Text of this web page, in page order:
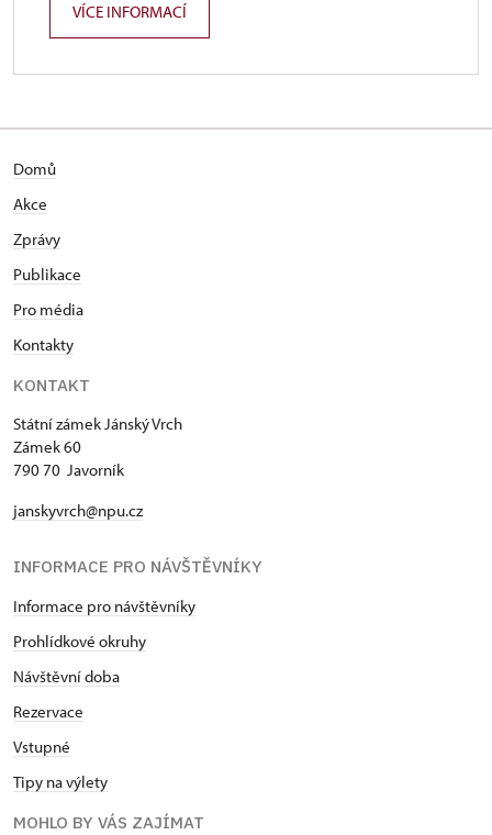
VÍCE INFORMACÍ
Domů
Akce
Zprávy
Publikace
Pro média
Kontakty
KONTAKT
Státní zámek Jánský Vrch
Zámek 60
790 70 Javorník
janskyvrch@npu.cz
INFORMACE PRO NÁVŠTĚVNÍKY
Informace pro návštěvníky
Prohlídkové okruhy
Návštěvní doba
Rezervace
Vstupné
Tipy na výlety
MOHLO BY VÁS ZAJÍMAT